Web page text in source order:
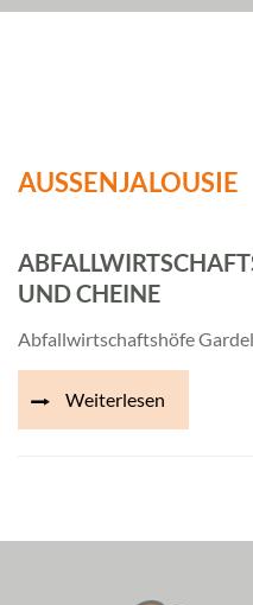
AUSSENJALOUSIE
UND CHEINE
Abfallwirtschaftshöfe
Weiterlesen